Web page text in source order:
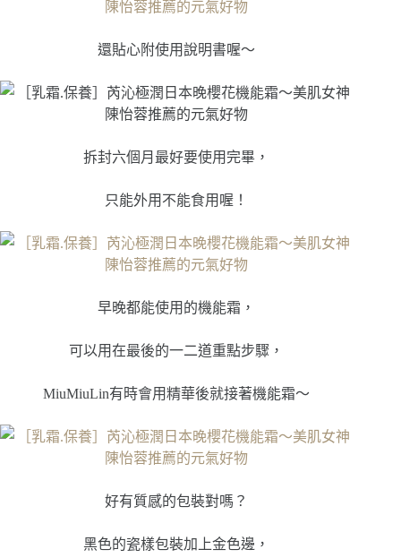
還貼心附使用說明書喔～
拆封六個月最好要使用完畢，
只能外用不能食用喔！
早晚都能使用的機能霜，
可以用在最後的一二道重點步驟，
MiuMiuLin有時會用精華後就接著機能霜～
好有質感的包裝對嗎？
黑色的瓷樣包裝加上金色邊，